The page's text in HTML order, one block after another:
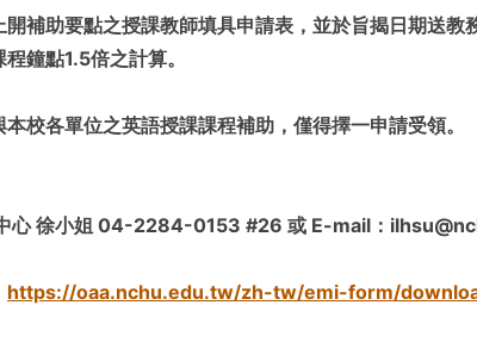
開補助要點之授課教師填具申請表，並於旨揭日期送
鐘點1.5倍之計算。
校各單位之英語授課課程補助，僅得擇一申請受領。
徐小姐 04-2284-0153 #26 或 E-mail：
https://oaa.nchu.edu.tw/zh-tw/emi-form/